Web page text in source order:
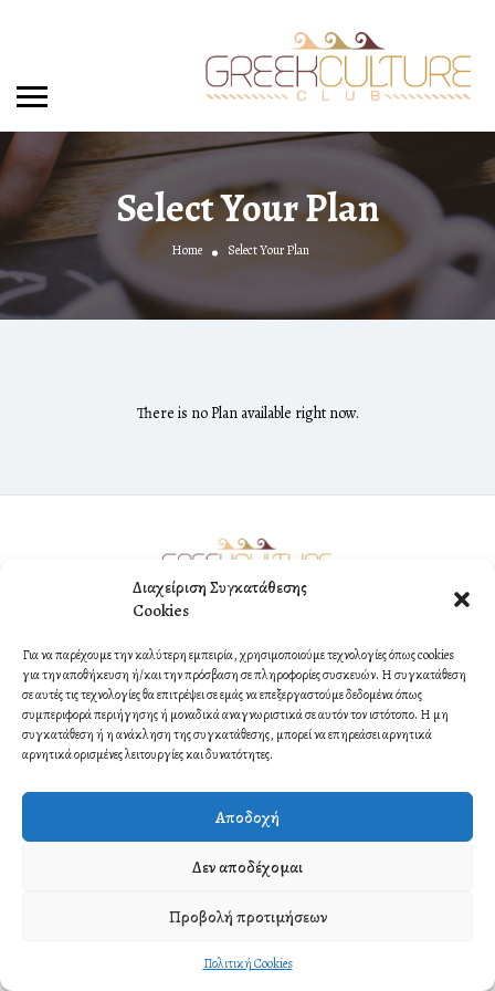
Διαχείριση Συγκατάθεσης
Cookies
Για να παρέχουμε την καλύτερη εμπειρία, χρησιμοποιούμε τεχνολογίες όπως cookies
για την αποθήκευση ή/και την πρόσβαση σε πληροφορίες συσκευών. Η συγκατάθεση
σε αυτές τις τεχνολογίες θα επιτρέψει σε εμάς να επεξεργαστούμε δεδομένα όπως
συμπεριφορά περιήγησης ή μοναδικά αναγνωριστικά σε αυτόν τον ιστότοπο. Η μη
συγκατάθεση ή η ανάκληση της συγκατάθεσης, μπορεί να επηρεάσει αρνητικά
αρνητικά ορισμένες λειτουργίες και δυνατότητες.
Αποδοχή
Δεν αποδέχομαι
Προβολή προτιμήσεων
Πολιτική Cookies
Select Your Plan
Home Select Your Plan
There is no Plan available right now.
Contact